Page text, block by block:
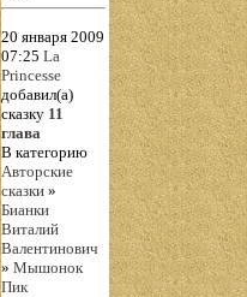
20 января 2009
07:25 La
Princesse
добавил(а)
сказку 11
глава
В категорию
Авторские
сказки »
Бианки
Виталий
Валентинович
» Мышонок
Пик